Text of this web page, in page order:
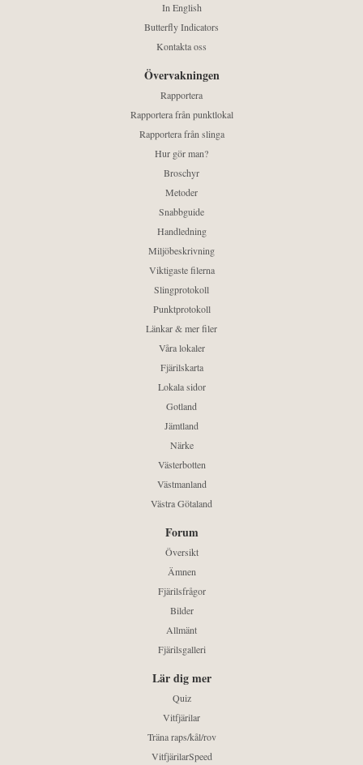
In English
Butterfly Indicators
Kontakta oss
Övervakningen
Rapportera
Rapportera från punktlokal
Rapportera från slinga
Hur gör man?
Broschyr
Metoder
Snabbguide
Handledning
Miljöbeskrivning
Viktigaste filerna
Slingprotokoll
Punktprotokoll
Länkar & mer filer
Våra lokaler
Fjärilskarta
Lokala sidor
Gotland
Jämtland
Närke
Västerbotten
Västmanland
Västra Götaland
Forum
Översikt
Ämnen
Fjärilsfrågor
Bilder
Allmänt
Fjärilsgalleri
Lär dig mer
Quiz
Vitfjärilar
Träna raps/kål/rov
VitfjärilarSpeed